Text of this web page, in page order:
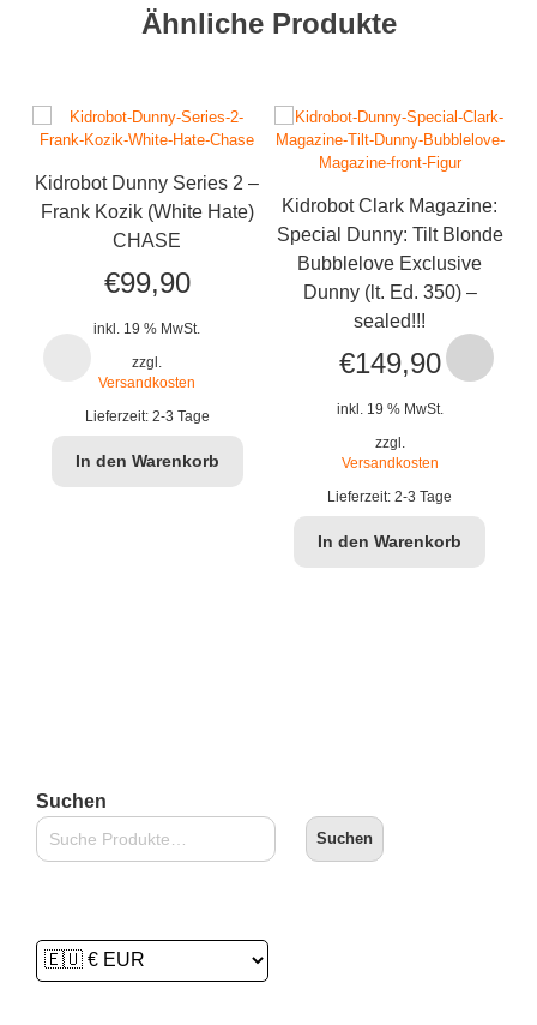
Ähnliche Produkte
Kidrobot Dunny Series 2 –
Frank Kozik (White Hate)
CHASE
€99,90
inkl. 19 % MwSt.
zzgl.
Versandkosten
Lieferzeit: 2-3 Tage
In den Warenkorb
Kidrobot Clark Magazine:
Special Dunny: Tilt Blonde
Bubblelove Exclusive
Dunny (lt. Ed. 350) –
sealed!!!
€149,90
inkl. 19 % MwSt.
zzgl.
Versandkosten
Lieferzeit:2-3 Tage
In den Warenkorb
Suchen
Suchen